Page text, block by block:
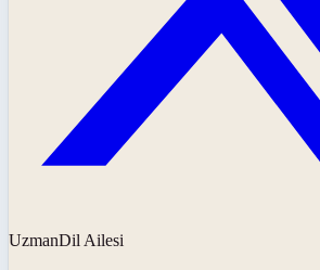
UzmanDil Ailesi